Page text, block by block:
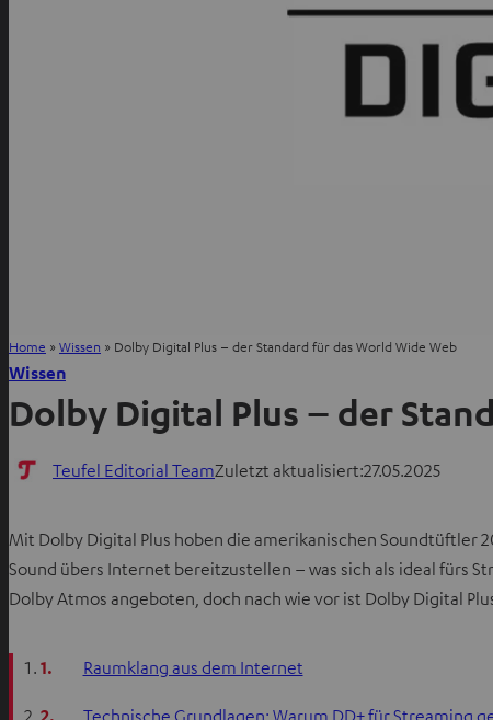
Home »Wissen » Dolby Digital Plus – der Standard für das World Wide Web
Wissen
Dolby Digital Plus – der
Teufel Editorial TeamZuletzt aktualisiert:27.05.2025
Mit Dolby Digital Plus hoben die amerikanischen Soundtüftler
Sound übers Internet bereitzustellen – was sich als ideal fürs
Dolby Atmos angeboten, doch nach wie vor ist Dolby Digital
1. Raumklang aus dem Internet
2. Technische Grundlagen: Warum DD+ für Streaming